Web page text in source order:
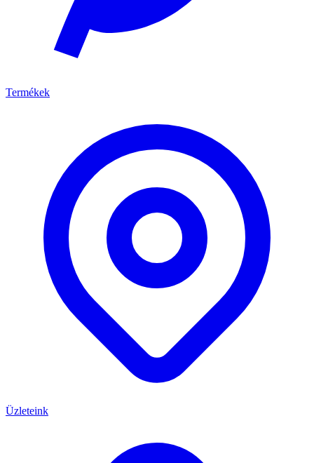
Termékek
Üzleteink